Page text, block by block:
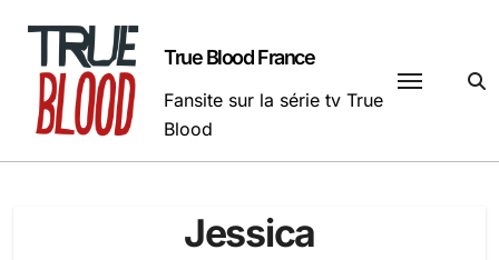
contenu
True Blood France
Fansite sur la série tv True
Blood
Jessica